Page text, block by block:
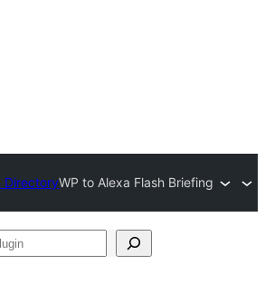
DirectoryWP to Alexa Flash Briefing